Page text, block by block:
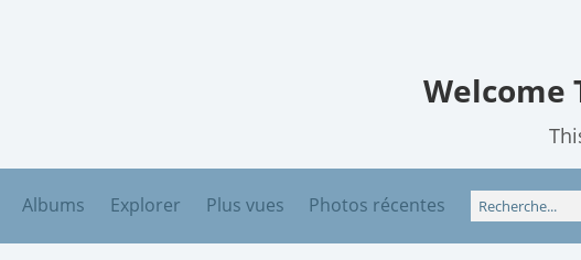
Welcome
Albums Explorer Plus vues Photos récentes